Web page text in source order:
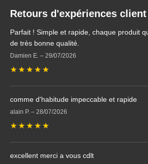
Retours d'expériences client
Parfait ! Simple et rapide, chaque produit
de très bonne qualité.
Damien E. – 29/07/2026
★ ★ ★ ★ ★
comme d'habitude impeccable et rapide
alain P. – 28/07/2026
★ ★ ★ ★ ★
excellent merci a vous cdlt